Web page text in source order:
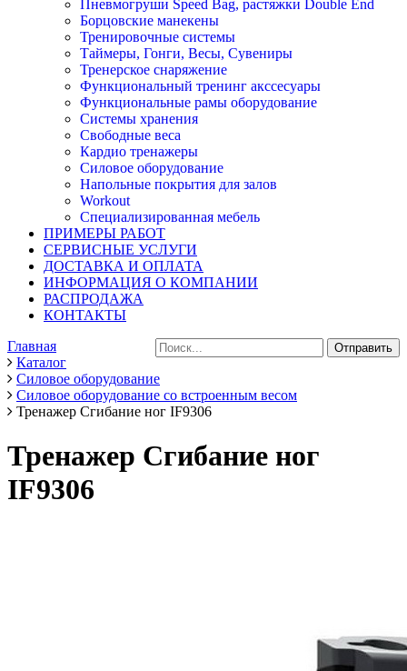
Пневмогруши Speed Bag, растяжки Double End
Борцовские манекены
Тренировочные системы
Таймеры, Гонги, Весы, Сувениры
Тренерское снаряжение
Функциональный тренинг акссесуары
Функциональные рамы оборудование
Системы хранения
Свободные веса
Кардио тренажеры
Силовое оборудование
Напольные покрытия для залов
Workout
Специализированная мебель
ПРИМЕРЫ РАБОТ
СЕРВИСНЫЕ УСЛУГИ
ДОСТАВКА И ОПЛАТА
ИНФОРМАЦИЯ О КОМПАНИИ
РАСПРОДАЖА
КОНТАКТЫ
Главная
Каталог
Силовое оборудование
Силовое оборудование со встроенным весом
Тренажер Сгибание ног IF9306
Тренажер Сгибание ног
IF9306